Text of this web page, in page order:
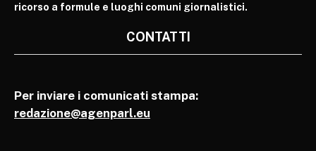
ricorso a formule e luoghi comuni giornalistici.
CONTATTI
Per inviare i comunicati stampa:
redazione@agenparl.eu